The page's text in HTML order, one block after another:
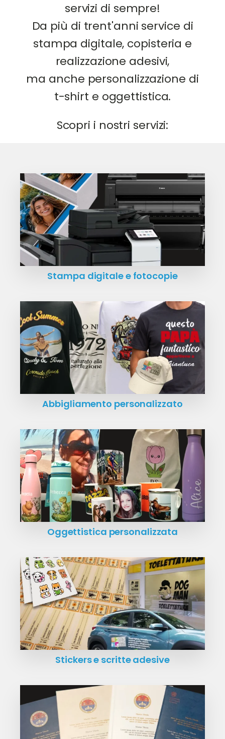
servizi di sempre!
Da più di trent'anni service di
stampa digitale, copisteria e
realizzazione adesivi,
ma anche personalizzazione di
t-shirt e oggettistica.
Scopri i nostri servizi:
Stampa digitale e fotocopie
Abbigliamento personalizzato
Oggettistica personalizzata
Stickers e scritte adesive